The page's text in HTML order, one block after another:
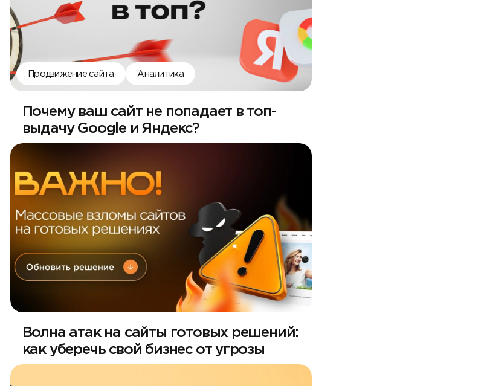
Продвижение сайта Аналитика
Почему ваш сайт не попадает в топ-
выдачу Google и Яндекс?
Волна атак на сайты готовых решений:
как уберечь свой бизнес от угрозы